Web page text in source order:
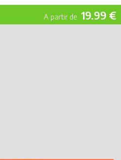
19.99 €